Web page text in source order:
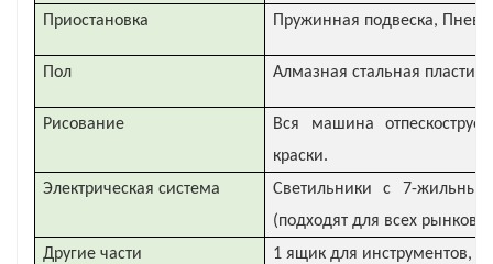
Приостановка Пружинная подвеска,
Пол Алмазная стальная
Рисование
Вся машина
краски.
Электрическая система
Светильники с 7-
(подходят для всех рынков)
Другие части
1 ящик для инструментов, 1